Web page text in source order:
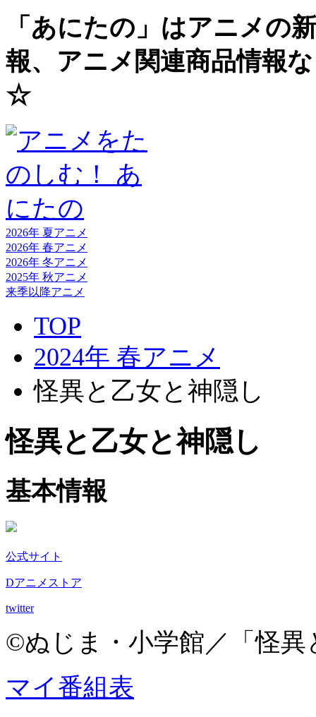
「あにたの」はアニメの
報、アニメ関連商品情報
☆
2026年 夏アニメ
2026年 春アニメ
2026年 冬アニメ
2025年 秋アニメ
来季以降アニメ
TOP
2024年 春アニメ
怪異と乙女と神隠し
怪異と乙女と神隠し
基本情報
公式サイト
Dアニメストア
twitter
©ぬじま・小学館／「怪
マイ番組表